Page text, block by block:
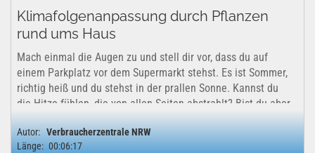
Klimafolgenanpassung durch Pflanzen
rund ums Haus
Mach einmal die Augen zu und stell dir vor, dass du auf
einem Parkplatz vor dem Supermarkt stehst. Es ist Sommer,
richtig heiß und du stehst in der prallen Sonne. Kannst du
die Hitze fühlen, die von allen Seiten abstrahlt? Bist du aber
im Grünen, fühlt...
Autor: Verbraucherzentrale NRW
Länge: 00:06:17